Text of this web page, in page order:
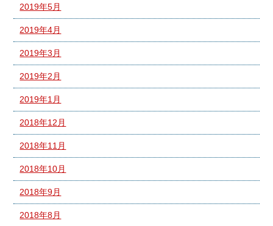
2019年5月
2019年4月
2019年3月
2019年2月
2019年1月
2018年12月
2018年11月
2018年10月
2018年9月
2018年8月